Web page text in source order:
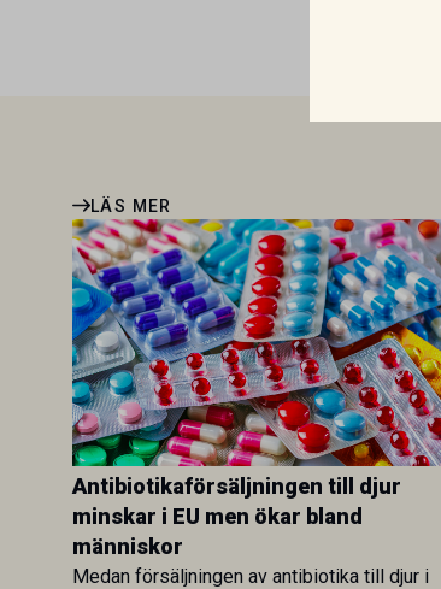
LÄS MER
Antibiotikaförsäljningen till djur
minskar i EU men ökar bland
människor
Medan försäljningen av antibiotika till djur i